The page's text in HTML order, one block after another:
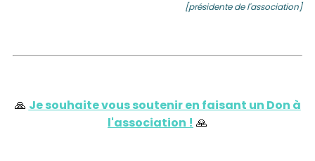
[présidente de l'association]
🙏 Je souhaite vous soutenir en faisant un Don à
l'association ! 🙏